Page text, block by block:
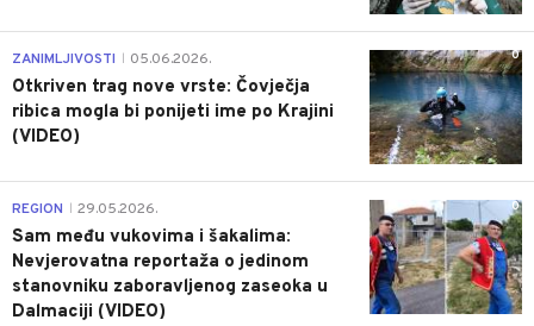
0
ZANIMLJIVOSTI 05.06.2026.
Otkriven trag nove vrste: Čovječja
ribica mogla bi ponijeti ime po Krajini
(VIDEO)
0
REGION 29.05.2026.
Sam među vukovima i šakalima:
Nevjerovatna reportaža o jedinom
stanovniku zaboravljenog zaseoka u
Dalmaciji (VIDEO)